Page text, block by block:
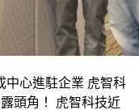
中心進駐企業 虎智科
頭角！ 虎智科技近